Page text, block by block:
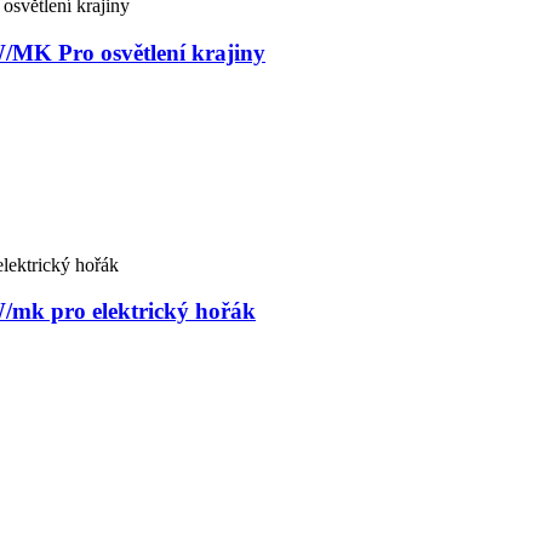
MK Pro osvětlení krajiny
mk pro elektrický hořák